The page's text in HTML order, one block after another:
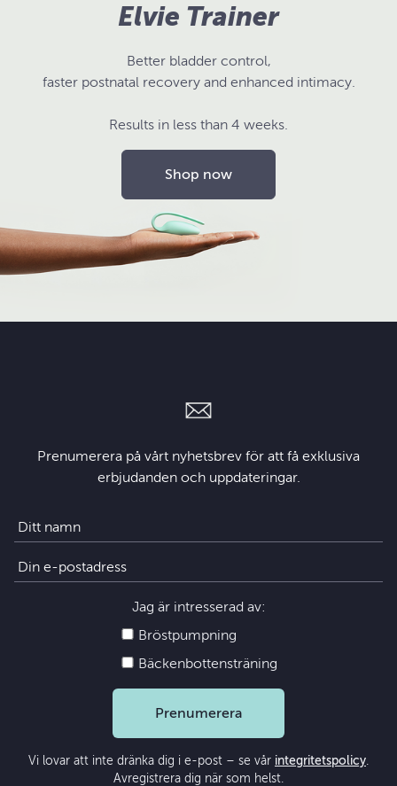
Elvie Trainer
Better bladder control,
faster postnatal recovery and enhanced intimacy.
Results in less than 4 weeks.
Shop now
Prenumerera på vårt nyhetsbrev för att få exklusiva
erbjudanden och uppdateringar.
Jag är intresserad av:
Bröstpumpning
Bäckenbottensträning
Prenumerera
Vi lovar att inte dränka dig i e-post – se vår integritetspolicy.
Avregistrera dig när som helst.